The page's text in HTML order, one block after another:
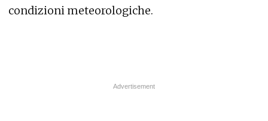
condizioni meteorologiche.